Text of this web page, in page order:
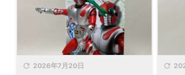
 2026年7月20日 